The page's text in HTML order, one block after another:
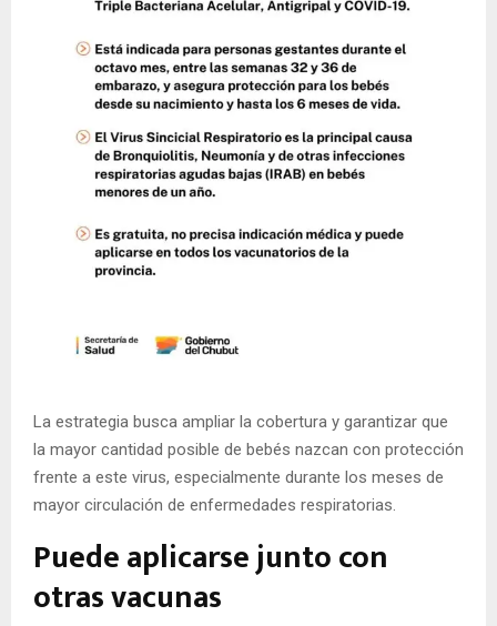
La estrategia busca ampliar la cobertura y garantizar que
la mayor cantidad posible de bebés nazcan con protección
frente a este virus, especialmente durante los meses de
mayor circulación de enfermedades respiratorias.
Puede aplicarse junto con
otras vacunas